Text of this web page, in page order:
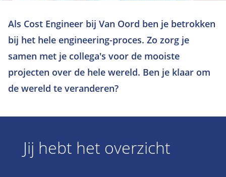
Als Cost Engineer bij Van Oord ben je betrokken
bij het hele engineering-proces. Zo zorg je
samen met je collega's voor de mooiste
projecten over de hele wereld. Ben je klaar om
de wereld te veranderen?
Jij hebt het overzicht